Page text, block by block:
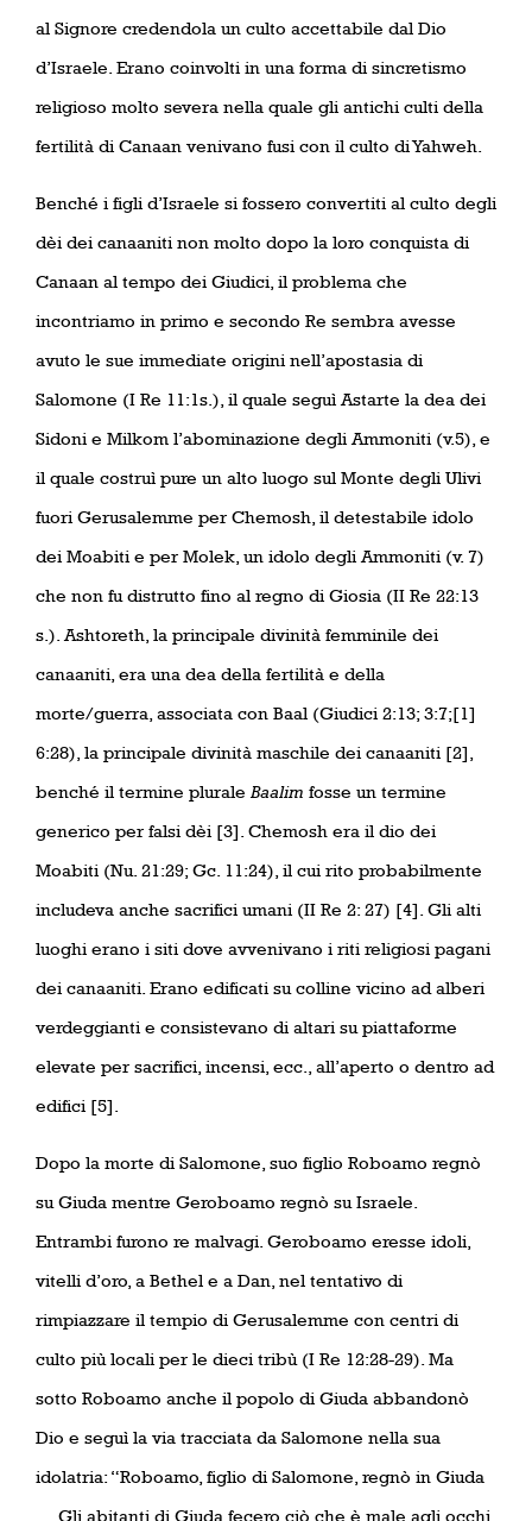
al Signore credendola un culto accettabile dal Dio
d’Israele. Erano coinvolti in una forma di sincretismo
religioso molto severa nella quale gli antichi culti della
fertilità di Canaan venivano fusi con il culto di Yahweh.
Benché i figli d’Israele si fossero convertiti al culto degli
dèi dei canaaniti non molto dopo la loro conquista di
Canaan al tempo dei Giudici, il problema che
incontriamo in primo e secondo Re sembra avesse
avuto le sue immediate origini nell’apostasia di
Salomone (I Re 11:1s.), il quale seguì Astarte la dea dei
Sidoni e Milkom l’abominazione degli Ammoniti (v.5), e
il quale costruì pure un alto luogo sul Monte degli Ulivi
fuori Gerusalemme per Chemosh, il detestabile idolo
dei Moabiti e per Molek, un idolo degli Ammoniti (v. 7)
che non fu distrutto fino al regno di Giosia (II Re 22:13
s.). Ashtoreth, la principale divinità femminile dei
canaaniti, era una dea della fertilità e della
morte/guerra, associata con Baal (Giudici 2:13; 3:7;[1]
6:28), la principale divinità maschile dei canaaniti [2],
benché il termine plurale Baalim fosse un termine
generico per falsi dèi [3]. Chemosh era il dio dei
Moabiti (Nu. 21:29; Gc. 11:24), il cui rito probabilmente
includeva anche sacrifici umani (II Re 2: 27) [4]. Gli alti
luoghi erano i siti dove avvenivano i riti religiosi pagani
dei canaaniti. Erano edificati su colline vicino ad alberi
verdeggianti e consistevano di altari su piattaforme
elevate per sacrifici, incensi, ecc., all’aperto o dentro ad
edifici [5].
Dopo la morte di Salomone, suo figlio Roboamo regnò
su Giuda mentre Geroboamo regnò su Israele.
Entrambi furono re malvagi. Geroboamo eresse idoli,
vitelli d’oro, a Bethel e a Dan, nel tentativo di
rimpiazzare il tempio di Gerusalemme con centri di
culto più locali per le dieci tribù (I Re 12:28-29). Ma
sotto Roboamo anche il popolo di Giuda abbandonò
Dio e seguì la via tracciata da Salomone nella sua
idolatria: “Roboamo, figlio di Salomone, regnò in Giuda
… Gli abitanti di Giuda fecero ciò che è male agli occhi